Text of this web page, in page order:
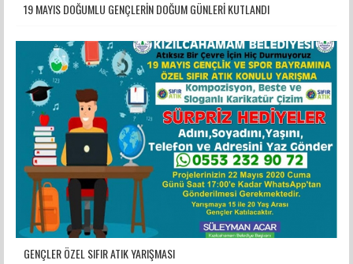
19 MAYIS DOĞUMLU GENÇLERİN DOĞUM GÜNLERİ KUTLANDI
GENÇLER ÖZEL SIFIR ATIK YARIŞMASI